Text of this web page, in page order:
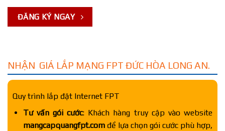
ĐĂNG KÝ NGAY
NHẬN GIÁ LẮP MẠNG FPT ĐỨC HÒA LONG AN.
Quy trình lắp đặt Internet FPT
Tư vấn gói cước: Khách hàng truy cập vào website
mangcapquangfpt.comđể lựa chọn gói cước phù hợp,